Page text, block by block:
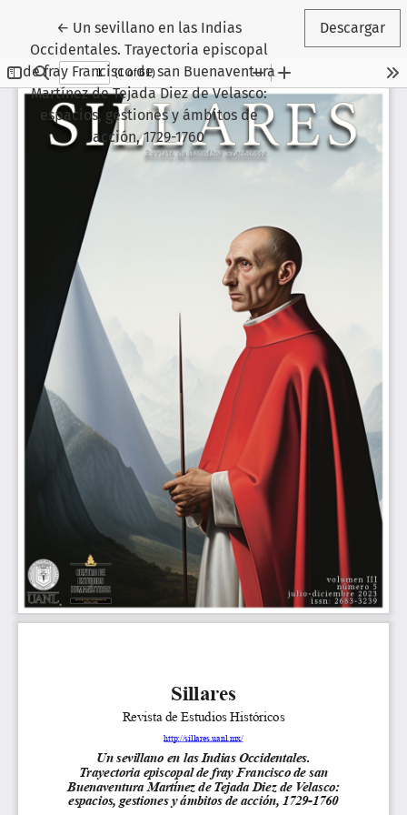
← Volver a los detalles del artículo
Un sevillano en las Indias
Occidentales. Trayectoria episcopal
de fray Francisco de san Buenaventura
Martínez de Tejada Diez de Velasco:
espacios, gestiones y ámbitos de
acción, 1729-1760
Descargar